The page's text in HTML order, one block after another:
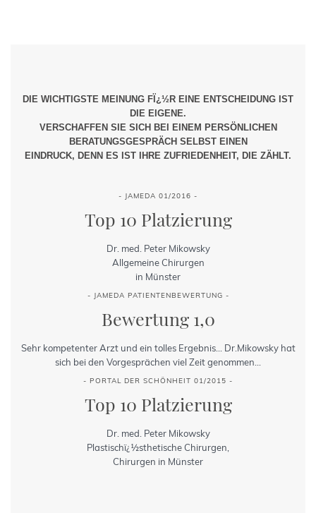
DIE WICHTIGSTE MEINUNG FÏ¿½R EINE ENTSCHEIDUNG IST
DIE EIGENE.
VERSCHAFFEN SIE SICH BEI EINEM PERSÖNLICHEN
BERATUNGSGESPRÄCH SELBST EINEN
EINDRUCK, DENN ES IST IHRE ZUFRIEDENHEIT, DIE ZÄHLT.
- JAMEDA 01/2016 -
Top 10 Platzierung
Dr. med. Peter Mikowsky
Allgemeine Chirurgen
in Münster
- JAMEDA PATIENTENBEWERTUNG -
Bewertung 1,0
Sehr kompetenter Arzt und ein tolles Ergebnis... Dr.Mikowsky hat
sich bei den Vorgesprächen viel Zeit genommen...
- PORTAL DER SCHÖNHEIT 01/2015 -
Top 10 Platzierung
Dr. med. Peter Mikowsky
Plastischï¿½sthetische Chirurgen,
Chirurgen in Münster